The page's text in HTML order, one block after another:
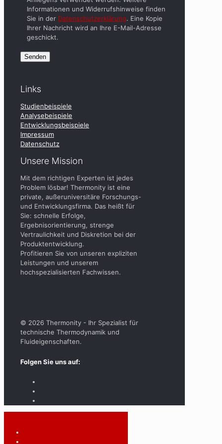
Informationen und Widerrufshinweise finden
Sie in der Datenschutzerklärung. Eine Kopie
Ihrer Nachricht wird an Ihre E-Mail-Adresse
geschickt.
Links
Studienbeispiele
Analysebeispiele
Entwicklungsbeispiele
Impressum
Datenschutz
Unsere Mission
Mit dem richtigen Experten ist jedes
Problem lösbar! Thermonity ist eine
private, außeruniversitäre Forschungs-
und Entwicklungsfirma. Das heißt für
Sie: schnelle Erfolge,
Ergebnisorientierung, strenge
Vertraulichkeit und Diskretion bei der
Produktentwicklung.
Profitieren Sie von unseren expliziten
Leistungen und unserem
hochspezialisierten Fachwissen.
© 2026 Thermonity - Ihr Spezialist für
technische Thermodynamik und
Fluideigenschaften.
Folgen Sie uns auf: